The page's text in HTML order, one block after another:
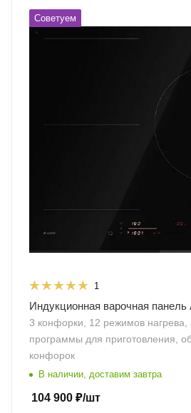
Советуем
1
Индукционная варочная
3 конфорки, 12 режимов нагрева,
программы для приготовления,
конфорок
В наличии, доставим завтра
104 900 ₽/шт